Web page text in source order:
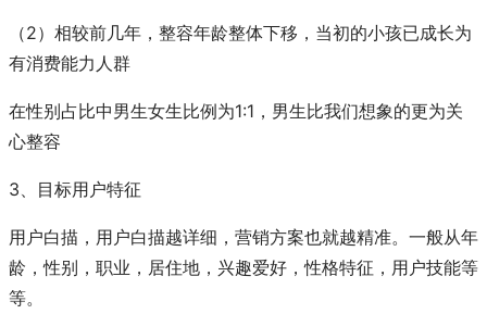
（2）相较前几年，整容年龄整体下移，当初的小孩已成长为
有消费能力人群
在性别占比中男生女生比例为1:1，男生比我们想象的更为关
心整容
3、目标用户特征
用户白描，用户白描越详细，营销方案也就越精准。一般从年
龄，性别，职业，居住地，兴趣爱好，性格特征，用户技能等
等。